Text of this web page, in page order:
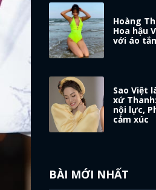
Hoàng
Hoa hậu
với áo
Sao Việt
xứ
nội lực,
cảm xúc
BÀI MỚI NHẤT